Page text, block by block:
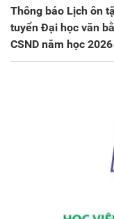
Thông báo Lịch ôn
tuyển Đại học văn
CSND năm học